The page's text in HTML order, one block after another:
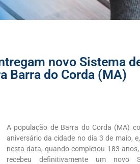
novo Sistema
Barra do Corda (MA)
A população de Barra do Corda (MA)
aniversário da cidade no dia 3 de maio,
nesta data, quando completou 183
recebeu definitivamente um novo